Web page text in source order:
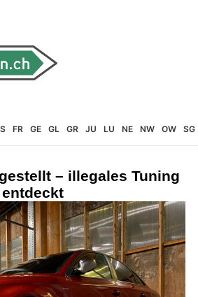
FR GE GL GR JU LU NE NW OW SG
– illegales Tuning